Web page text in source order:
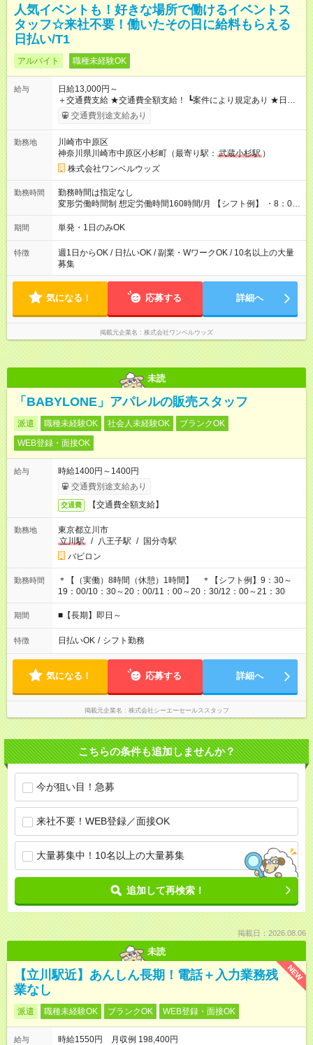
人気イベントも！好きな場所で働けるイベントス
タッフ☆来社不要！働いたその日に給料もらえる
日払い/T1
アルバイト 職種未経験OK
給与
日給13,000円～
＋交通費支給 ★交通費全額支給！ ┗案件により規定あり ★日払
いOK！（規定あり） ┗働いたその日に現金GET♪ お仕事後はコ
ンビニATMから 日払い分を引き落とせます！ 【試用期間】試
交通費別途支給あり
勤務地
川崎市中原区
神奈川県川崎市中原区小杉町（最寄り駅： 武蔵小杉駅 ）
株式会社ワンベルウッズ
勤務時間
勤務時間は指定なし
変形労働時間制 想定労働時間160時間/月 【シフト例】 ・8：00
～21：00
期間 単発・1日のみOK
特徴
週1日からOK / 日払いOK / 副業・WワークOK / 10名以上の大量
募集
気になる！ 応募する 詳細へ
掲載元企業名 株式会社ワンベルウッズ
未読
「BABYLONE」アパレルの販売スタッフ
派遣 職種未経験OK 社会人未経験OK
ブランクOK
WEB登録・面接OK
給与
時給1400円～1400円
交通費別途支給あり
交通費 【交通費全額支給】
勤務地
東京都立川市
立川駅
/ 八王子駅 / 国分寺駅
バビロン
勤務時間
＊【（実働）8時間（休憩）1時間】 ＊【シフト例】9：30～
19：00/10：30～20：00/11：00～20：30/12：00～21：30
期間 ■【長期】即日～
特徴 日払いOK / シフト勤務
気になる！ 応募する 詳細へ
掲載元企業名 株式会社シーエーセールススタッフ
こちらの条件も追加しませんか？
今が狙い目！急募
来社不要！WEB登録／面接OK
大量募集中！10名以上の大量募集
追加して再検索！
掲載日：2026.08.06
未読
NEW
【立川駅近】あんしん長期！電話＋入力業務残
業なし
派遣 職種未経験OK ブランクOK WEB登録・面接OK
給与 時給1550円 月収例 198,400円